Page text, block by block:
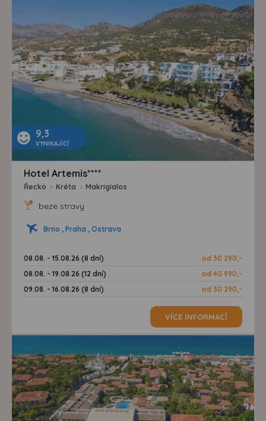
9,3
VYNIKAJÍCÍ
Hotel Artemis****
Řecko > Kréta > Makrigialos
beze stravy
Brno , Praha , Ostrava
08.08. - 15.08.26 (8 dní)
od 30 290,-
08.08. - 19.08.26 (12 dní)
od 40 990,-
09.08. - 16.08.26 (8 dní)
od 30 290,-
VÍCE INFORMACÍ